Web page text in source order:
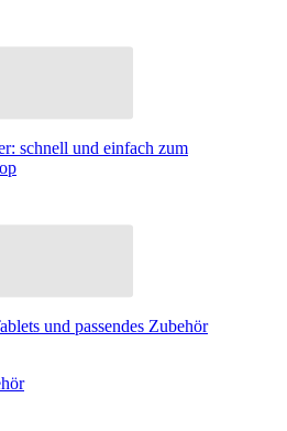
schnell und einfach zum
und passendes Zubehör